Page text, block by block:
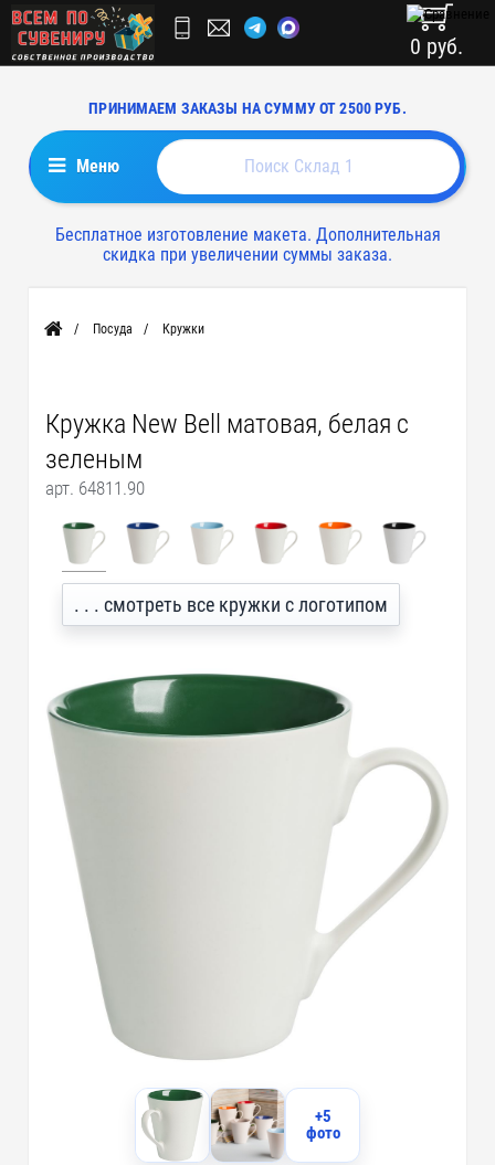
ПРИНИМАЕМ ЗАКАЗЫ НА СУММУ ОТ 2500 РУБ.
0 руб.
Меню
Бесплатное изготовление макета. Дополнительная
скидка при увеличении суммы заказа.
Главная Посуда Кружки
Кружка New Bell матовая, белая с
зеленым
арт. 64811.90
. . . смотреть все кружки с логотипом
+5
фото